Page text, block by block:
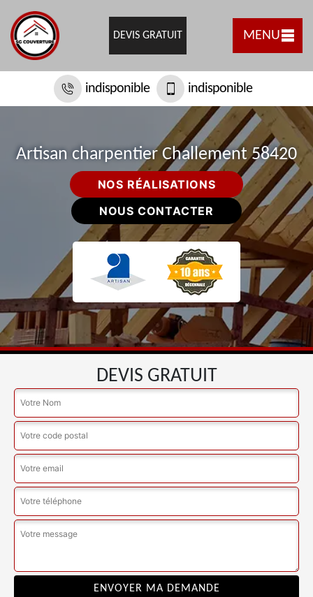
DEVIS GRATUIT MENU
indisponible indisponible
Artisan charpentier Challement 58420
NOS RÉALISATIONS
NOUS CONTACTER
DEVIS GRATUIT